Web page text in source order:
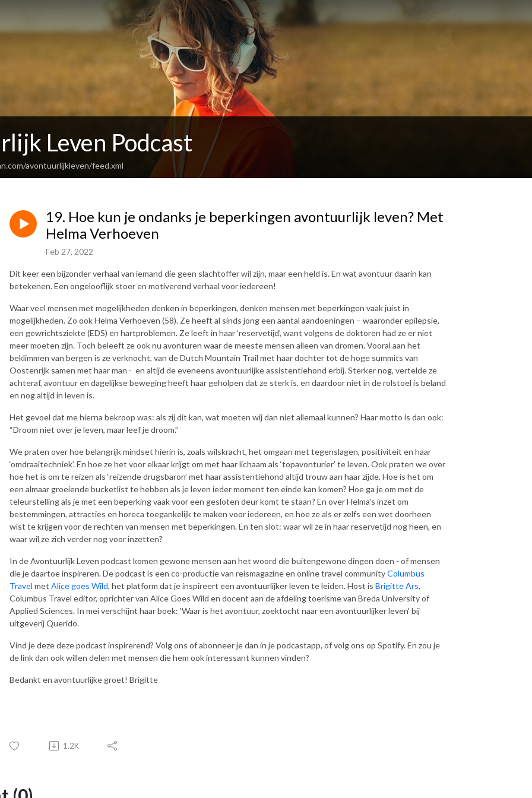
Leven Podcast
avontuurlijkleven/feed.xml
19. Hoe kun je ondanks je beperkingen avontuurlijk leven? Met
Helma Verhoeven
Feb 27, 2022
Dit keer een bijzonder verhaal van iemand die geen slachtoffer wil zijn, maar een held is. En wat avontuur daarin kan
betekenen. Een ongelooflijk stoer en motiverend verhaal voor iedereen!
Waar veel mensen met mogelijkheden denken in beperkingen, denken mensen met beperkingen vaak juist in
mogelijkheden. Zo ook Helma Verhoeven (58). Ze heeft al sinds jong een aantal aandoeningen – waaronder epilepsie,
een gewrichtsziekte (EDS) en hartproblemen. Ze leeft in haar ‘reservetijd’, want volgens de doktoren had ze er niet
meer moeten zijn. Toch beleeft ze ook nu avonturen waar de meeste mensen alleen van dromen. Vooral aan het
beklimmen van bergen is ze verknocht, van de Dutch Mountain Trail met haar dochter tot de hoge summits van
Oostenrijk samen met haar man - en altijd de eveneens avontuurlijke assistentiehond erbij. Sterker nog, vertelde ze
achteraf, avontuur en dagelijkse beweging heeft haar geholpen dat ze sterk is, en daardoor niet in de rolstoel is beland
en nog altijd in leven is.
Het gevoel dat me hierna bekroop was: als zij dit kan, wat moeten wij dan niet allemaal kunnen? Haar motto is dan ook:
“Droom niet over je leven, maar leef je droom.”
We praten over hoe belangrijk mindset hierin is, zoals wilskracht, het omgaan met tegenslagen, positiviteit en haar
‘omdraaitechniek’. En hoe ze het voor elkaar krijgt om met haar lichaam als ‘topavonturier’ te leven. Ook praten we over
hoe het is om te reizen als ‘reizende drugsbaron’ met haar assistentiehond altijd trouw aan haar zijde. Hoe is het om
een almaar groeiende bucketlist te hebben als je leven ieder moment ten einde kan komen? Hoe ga je om met de
teleurstelling als je met een beperking vaak voor een gesloten deur komt te staan? En over Helma's inzet om
bestemmingen, attracties en horeca toegankelijk te maken voor iedereen, en hoe ze als er zelfs een wet doorheen
wist te krijgen voor de rechten van mensen met beperkingen. En ten slot: waar wil ze in haar reservetijd nog heen, en
waar wil ze zich verder nog voor inzetten?
In de Avontuurlijk Leven podcast komen gewone mensen aan het woord die buitengewone dingen doen - of mensen
die je daartoe inspireren. De podcast is een co-productie van reismagazine en online travel communityColumbus
Travel met Alice goes Wild, het platform dat je inspireert een avontuurlijker leven te leiden. Host is Brigitte Ars,
Columbus Travel editor, oprichter van Alice Goes Wild en docent aan de afdeling toerisme van Breda University of
Applied Sciences. In mei verschijnt haar boek: 'Waar is het avontuur, zoektocht naar een avontuurlijker leven' bij
uitgeverij Querido.
Vind je deze deze podcast inspirerend? Volg ons of abonneer je dan in je podcastapp, of volg ons op Spotify. En zou je
de link dan ook willen delen met mensen die hem ook interessant kunnen vinden?
Bedankt en avontuurlijke groet! Brigitte
1.2K